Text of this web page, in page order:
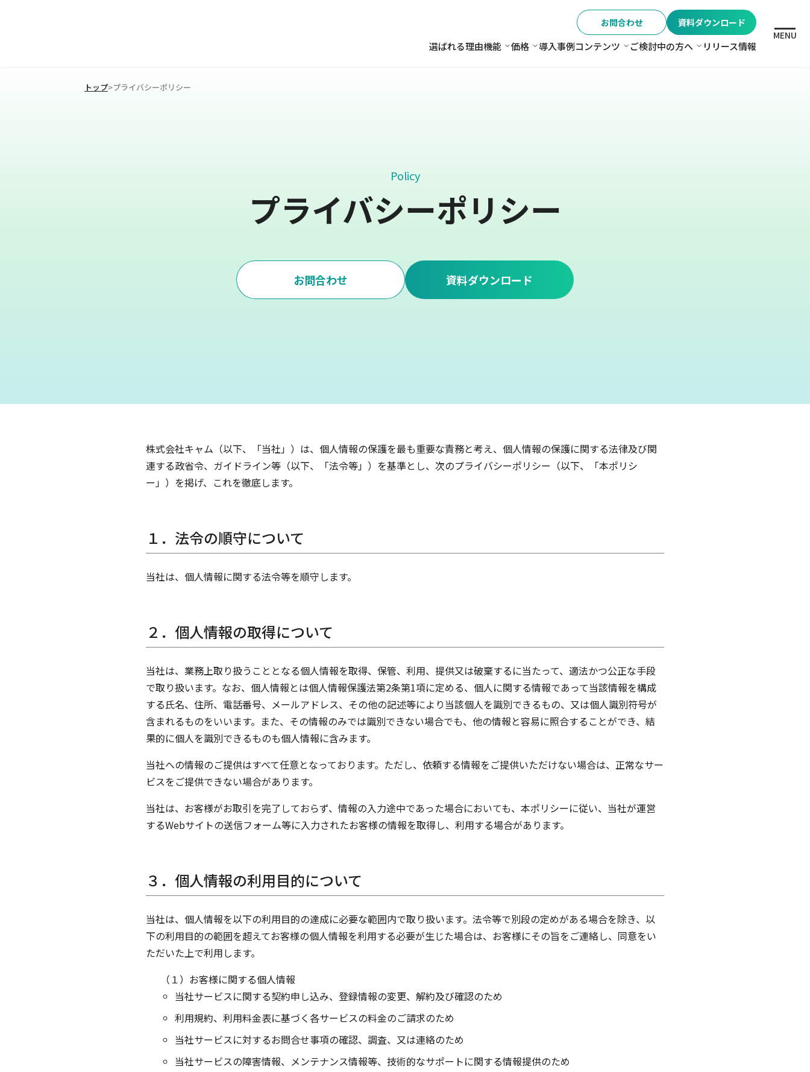
お問合わせ 資料ダウンロード
選ばれる理由機能 機能
価格 価格
導入事例コンテンツ コンテンツ
ご検討中の方へ ご検討中の方へ
リリース情報
MENU
トップ>プライバシーポリシー
Policy
プライバシーポリシー
お問合わせ 資料ダウンロード
株式会社キャム（以下、「当社」）は、個人情報の保護を最も重要な責務と考え、個人情報の保護に関する法律及び関
連する政省令、ガイドライン等（以下、「法令等」）を基準とし、次のプライバシーポリシー（以下、「本ポリシ
ー」）を掲げ、これを徹底します。
１．法令の順守について
当社は、個人情報に関する法令等を順守します。
２．個人情報の取得について
当社は、業務上取り扱うこととなる個人情報を取得、保管、利用、提供又は破棄するに当たって、適法かつ公正な手段
で取り扱います。なお、個人情報とは個人情報保護法第2条第1項に定める、個人に関する情報であって当該情報を構成
する氏名、住所、電話番号、メールアドレス、その他の記述等により当該個人を識別できるもの、又は個人識別符号が
含まれるものをいいます。また、その情報のみでは識別できない場合でも、他の情報と容易に照合することができ、結
果的に個人を識別できるものも個人情報に含みます。
当社への情報のご提供はすべて任意となっております。ただし、依頼する情報をご提供いただけない場合は、正常なサー
ビスをご提供できない場合があります。
当社は、お客様がお取引を完了しておらず、情報の入力途中であった場合においても、本ポリシーに従い、当社が運営
するWebサイトの送信フォーム等に入力されたお客様の情報を取得し、利用する場合があります。
３．個人情報の利用目的について
当社は、個人情報を以下の利用目的の達成に必要な範囲内で取り扱います。法令等で別段の定めがある場合を除き、以
下の利用目的の範囲を超えてお客様の個人情報を利用する必要が生じた場合は、お客様にその旨をご連絡し、同意をい
ただいた上で利用します。
（１）お客様に関する個人情報
当社サービスに関する契約申し込み、登録情報の変更、解約及び確認のため
利用規約、利用料金表に基づく各サービスの料金のご請求のため
当社サービスに対するお問合せ事項の確認、調査、又は連絡のため
当社サービスの障害情報、メンテナンス情報等、技術的なサポートに関する情報提供のため